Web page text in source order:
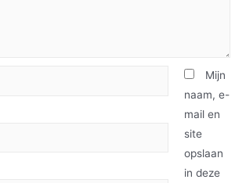
Mijn
naam, e-
mail en
site
opslaan
in deze